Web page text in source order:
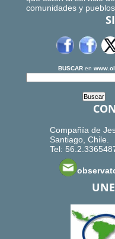
comunidades y
BUSCAR en
Compañía de
Santiago, Chile.
Tel: